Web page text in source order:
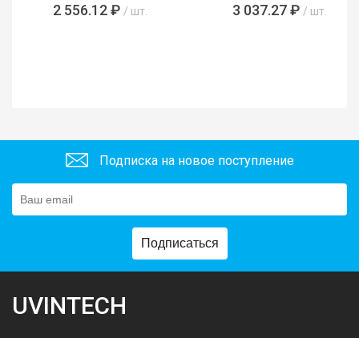
2 556.12 ₽ / шт. 3 037.27 ₽ / шт.
Подписка на новое поступление
Подписаться
UVINTECH